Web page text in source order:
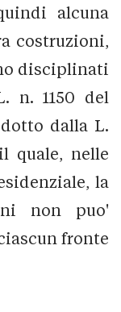
alcuna
costruzioni,
disciplinati
n. 1150 del
dalla L.
quale, nelle
la
non puo'
fronte